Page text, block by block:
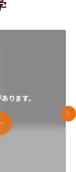
ります。
次